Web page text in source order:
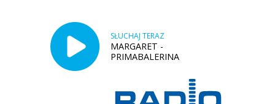
SŁUCHAJ TERAZ
MARGARET -
PRIMABALERINA